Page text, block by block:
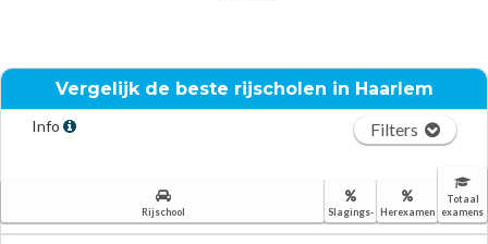
Vergelijk de beste rijscholen in Haarlem
Info Filters
Rijschool Slagings- Herexamen
Totaal
examens